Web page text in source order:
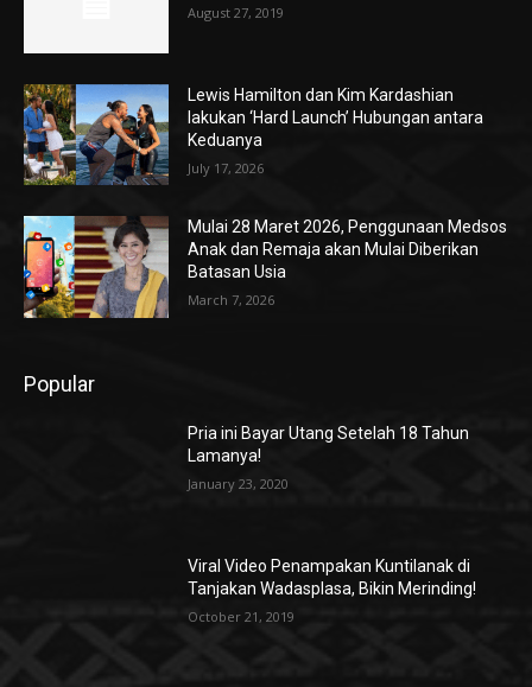
August 27, 2019
Lewis Hamilton dan Kim Kardashian
lakukan ‘Hard Launch’ Hubungan antara
Keduanya
July 17, 2026
Mulai 28 Maret 2026, Penggunaan Medsos
Anak dan Remaja akan Mulai Diberikan
Batasan Usia
March 7, 2026
Popular
Pria ini Bayar Utang Setelah 18 Tahun
Lamanya!
January 23, 2020
Viral Video Penampakan Kuntilanak di
Tanjakan Wadasplasa, Bikin Merinding!
October 21, 2019